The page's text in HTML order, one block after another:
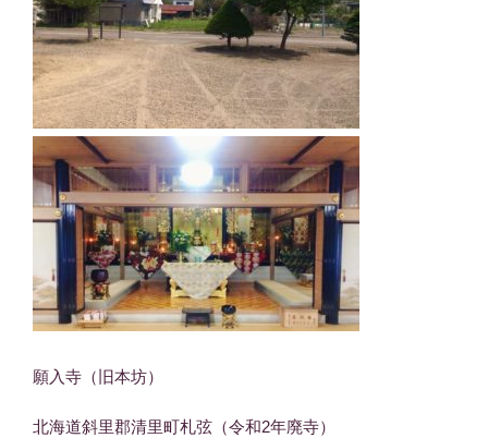
願入寺（旧本坊）
北海道斜里郡清里町札弦（令和2年廃寺）